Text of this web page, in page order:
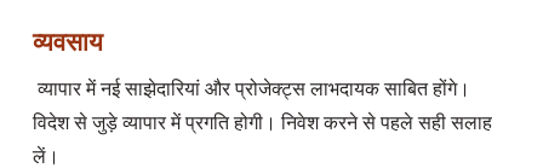
व्यवसाय
व्यापार में नई साझेदारियां और प्रोजेक्ट्स लाभदायक साबित होंगे।
विदेश से जुड़े व्यापार में प्रगति होगी। निवेश करने से पहले सही सलाह